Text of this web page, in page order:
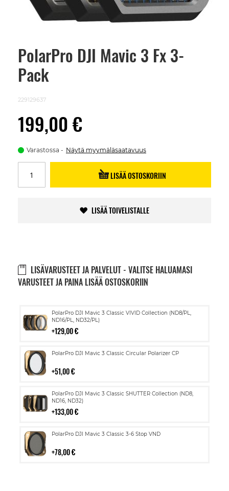
PolarPro DJI Mavic 3 Fx 3-
Pack
229129637
199,00 €
Varastossa Näytä myymäläsaatavuus
LISÄÄ OSTOSKORIIN
LISÄÄ TOIVELISTALLE
LISÄVARUSTEET JA PALVELUT - VALITSE HALUAMASI
VARUSTEET JA PAINA LISÄÄ OSTOSKORIIN
PolarPro DJI Mavic 3 Classic VIVID Collection (ND8/PL,
ND16/PL, ND32/PL)
129,00 €
Lisää
ostoskoriin
PolarPro DJI Mavic 3 Classic Circular Polarizer CP
51,00 €
Lisää
PolarPro DJI Mavic 3 Classic SHUTTER Collection (ND8,
ND16, ND32)
133,00 €
Lisää
ostoskoriin
PolarPro DJI Mavic 3 Classic 3-6 Stop VND
78,00 €
Lisää
Skip
beginning
images